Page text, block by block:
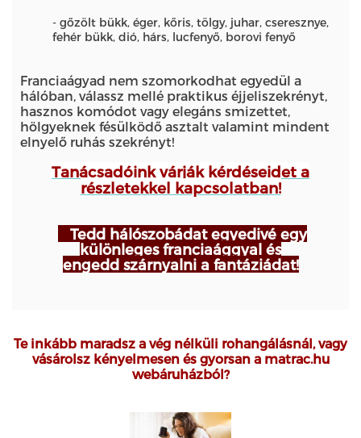
- gőzölt bükk, éger, kőris, tölgy, juhar, cseresznye,
fehér bükk, dió, hárs, lucfenyő, borovi fenyő
Franciaágyad nem szomorkodhat egyedül a
hálóban, válassz mellé praktikus éjjeliszekrényt,
hasznos komódot vagy elegáns smizettet,
hölgyeknek fésülködő asztalt valamint mindent
elnyelő ruhás szekrényt!
Tanácsadóinkvárják kérdéseidet a
részletekkel kapcsolatban!
Tedd hálószobádat egyedivé egy
különleges franciaággyal és
engedd szárnyalni a fantáziádat!
Te inkább maradsz a vég nélküli rohangálásnál, vagy
vásárolsz kényelmesen és gyorsan a matrac.hu
webáruházból?